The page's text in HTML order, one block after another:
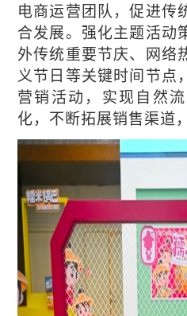
电商运营团队，促进传
合发展。强化主题活动
外传统重要节庆、网络
义节日等关键时间节点
营销活动，实现自然
化，不断拓展销售渠道